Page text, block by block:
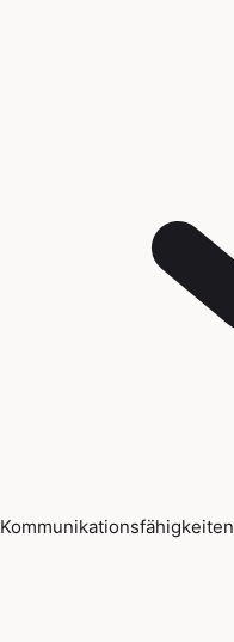
Kommunikationsfähigkeiten